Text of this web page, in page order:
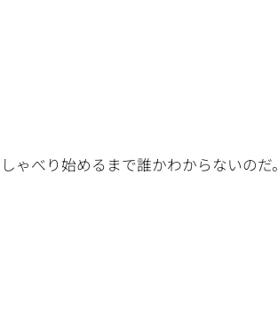
べり始めるまで誰かわからないのだ。